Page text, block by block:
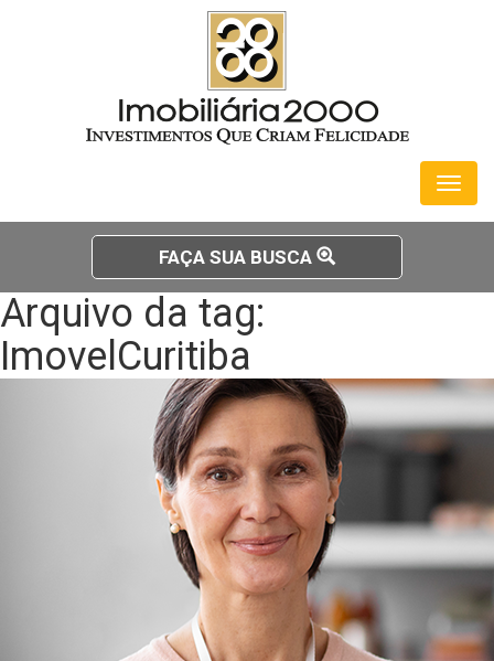
Toggle
FAÇA SUA BUSCA
Arquivo da tag:
ImovelCuritiba